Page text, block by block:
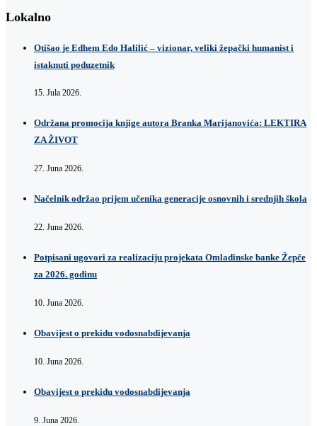
Lokalno
Otišao je Edhem Edo Halilić – vizionar, veliki žepački humanist i
istaknuti poduzetnik
15. Jula 2026.
Održana promocija knjige autora Branka Marijanovića: LEKTIRA
ZA ŽIVOT
27. Juna 2026.
Načelnik održao prijem učenika generacije osnovnih i srednjih škola
22. Juna 2026.
Potpisani ugovori za realizaciju projekata Omladinske banke Žepče
za 2026. godinu
10. Juna 2026.
Obavijest o prekidu vodosnabdijevanja
10. Juna 2026.
Obavijest o prekidu vodosnabdijevanja
9. Juna 2026.